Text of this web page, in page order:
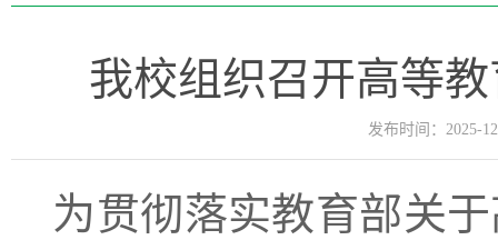
我校组织召开高等
发布时间：2025-
为贯彻落实教育部关